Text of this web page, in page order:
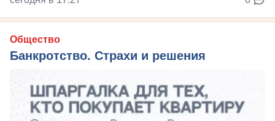
Общество
Банкротство. Страхи и решения